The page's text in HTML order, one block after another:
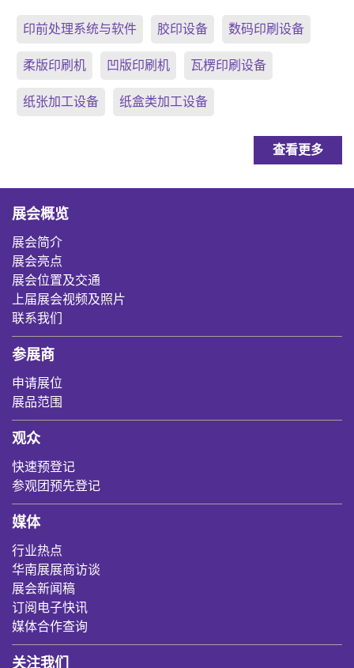
印前处理系统与软件 胶印设备 数码印刷设备
柔版印刷机 凹版印刷机 瓦楞印刷设备
纸张加工设备 纸盒类加工设备
查看更多
展会概览
展会简介
展会亮点
展会位置及交通
上届展会视频及照片
联系我们
参展商
申请展位
展品范围
观众
快速预登记
参观团预先登记
媒体
行业热点
华南展展商访谈
展会新闻稿
订阅电子快讯
媒体合作查询
关注我们